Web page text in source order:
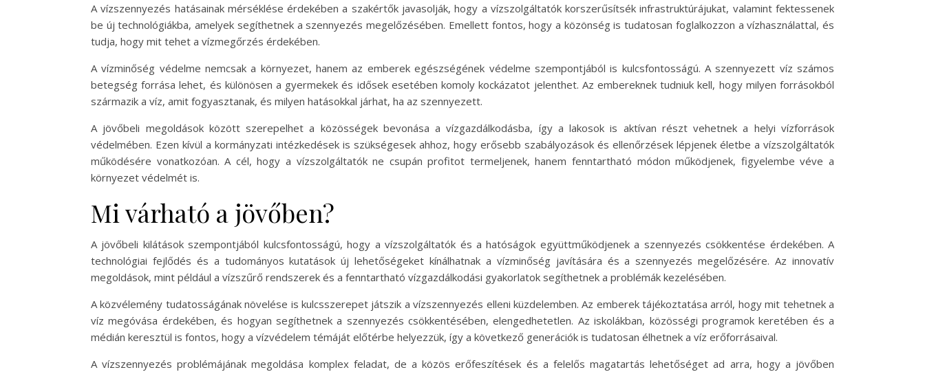
A vízszennyezés hatásainak mérséklése érdekében a szakértők javasolják, hogy a vízszolgáltatók korszerűsítsék infrastruktúrájukat, valamint fektessenek
be új technológiákba, amelyek segíthetnek a szennyezés megelőzésében. Emellett fontos, hogy a közönség is tudatosan foglalkozzon a vízhasználattal, és
tudja, hogy mit tehet a vízmegőrzés érdekében.
A vízminőség védelme nemcsak a környezet, hanem az emberek egészségének védelme szempontjából is kulcsfontosságú. A szennyezett víz számos
betegség forrása lehet, és különösen a gyermekek és idősek esetében komoly kockázatot jelenthet. Az embereknek tudniuk kell, hogy milyen forrásokból
származik a víz, amit fogyasztanak, és milyen hatásokkal járhat, ha az szennyezett.
A jövőbeli megoldások között szerepelhet a közösségek bevonása a vízgazdálkodásba, így a lakosok is aktívan részt vehetnek a helyi vízforrások
védelmében. Ezen kívül a kormányzati intézkedések is szükségesek ahhoz, hogy erősebb szabályozások és ellenőrzések lépjenek életbe a vízszolgáltatók
működésére vonatkozóan. A cél, hogy a vízszolgáltatók ne csupán profitot termeljenek, hanem fenntartható módon működjenek, figyelembe véve a
környezet védelmét is.
Mi várható a jövőben?
A jövőbeli kilátások szempontjából kulcsfontosságú, hogy a vízszolgáltatók és a hatóságok együttműködjenek a szennyezés csökkentése érdekében. A
technológiai fejlődés és a tudományos kutatások új lehetőségeket kínálhatnak a vízminőség javítására és a szennyezés megelőzésére. Az innovatív
megoldások, mint például a vízszűrő rendszerek és a fenntartható vízgazdálkodási gyakorlatok segíthetnek a problémák kezelésében.
A közvélemény tudatosságának növelése is kulcsszerepet játszik a vízszennyezés elleni küzdelemben. Az emberek tájékoztatása arról, hogy mit tehetnek a
víz megóvása érdekében, és hogyan segíthetnek a szennyezés csökkentésében, elengedhetetlen. Az iskolákban, közösségi programok keretében és a
médián keresztül is fontos, hogy a vízvédelem témáját előtérbe helyezzük, így a következő generációk is tudatosan élhetnek a víz erőforrásaival.
A vízszennyezés problémájának megoldása komplex feladat, de a közös erőfeszítések és a felelős magatartás lehetőséget ad arra, hogy a jövőben